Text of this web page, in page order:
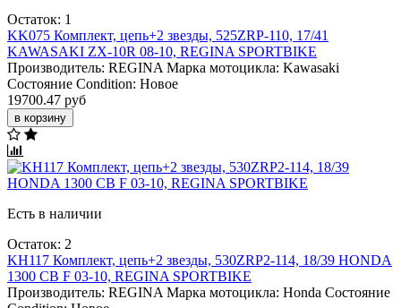
Остаток: 1
KK075 Комплект, цепь+2 звезды, 525ZRP-110, 17/41
KAWASAKI ZX-10R 08-10, REGINA SPORTBIKE
Производитель: REGINA Марка мотоцикла: Kawasaki
Состояние Condition: Новое
19700.47 руб
в корзину
Есть в наличии
Остаток: 2
KH117 Комплект, цепь+2 звезды, 530ZRP2-114, 18/39 HONDA
1300 CB F 03-10, REGINA SPORTBIKE
Производитель: REGINA Марка мотоцикла: Honda Состояние